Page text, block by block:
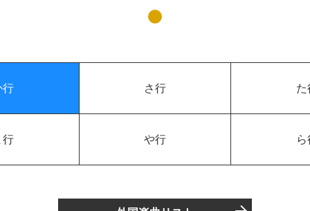
行 さ行 た
行 や行 ら